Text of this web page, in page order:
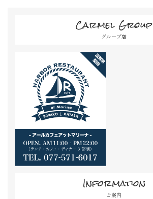
Carmel Group
グループ店
Information
ご案内